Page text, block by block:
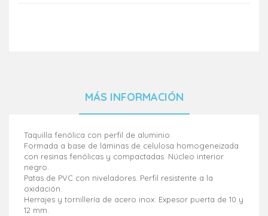
MÁS INFORMACIÓN
Taquilla fenólica con perfil de aluminio.
Formada a base de láminas de celulosa homogeneizada
con resinas fenólicas y compactadas. Núcleo interior
negro.
Patas de PVC con niveladores. Perfil resistente a la
oxidación.
Herrajes y tornillería de acero inox. Expesor puerta de 10 y
12 mm.